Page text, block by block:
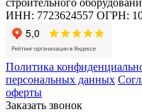
ИНН: 7723624557 ОГРН:
Политика
персональных данных
оферты
Заказать звонок